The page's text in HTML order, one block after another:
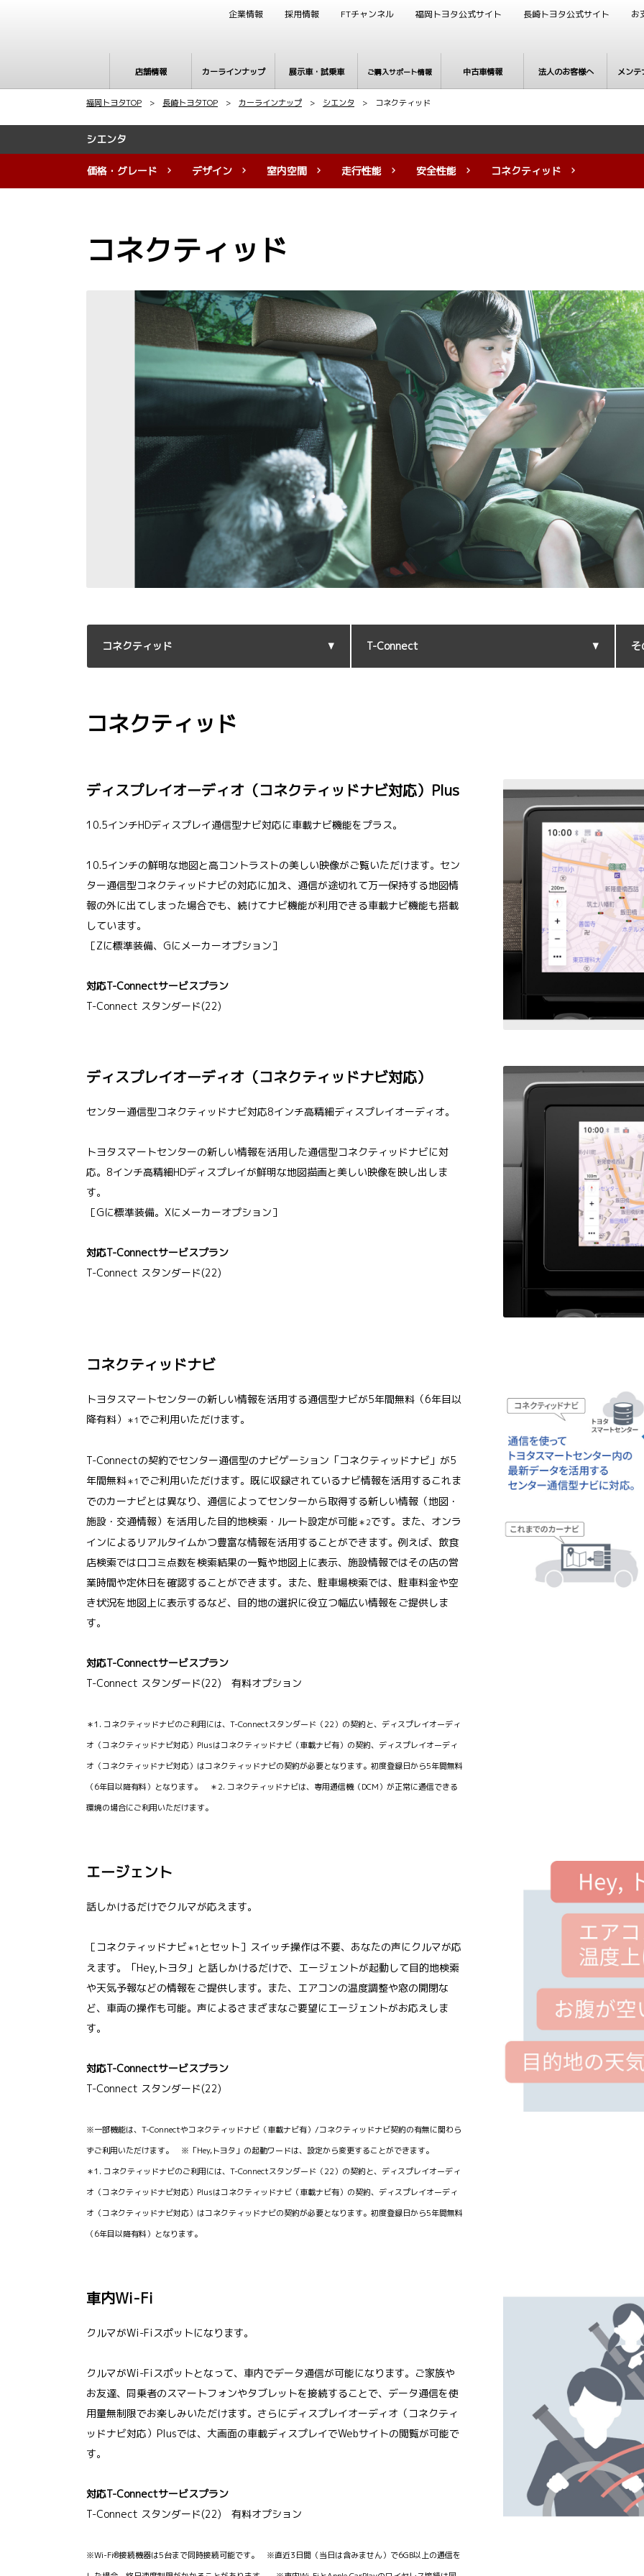
店舗情報 カーラインナップ 展示車・試乗車 ご購入サポート情報 中古車情報 法人のお客様へ メンテ
企業情報 採用情報 FTチャンネル 福岡トヨタ公式サイト 長崎トヨタ公式サイト お
福岡トヨタTOP > 長崎トヨタTOP > カーラインナップ > シエンタ > コネクティッド
シエンタ
価格・グレード デザイン 室内空間 走行性能 安全性能 コネクティッド
コネクティッド
コネクティッド T-Connect そ
コネクティッド
ディスプレイオーディオ（コネクティッドナビ対応）Plus
10.5インチHDディスプレイ通信型ナビ対応に車載ナビ機能をプラス。
10.5インチの鮮明な地図と高コントラストの美しい映像がご覧いただけます。セン
ター通信型コネクティッドナビの対応に加え、通信が途切れて万一保持する地図情
報の外に出てしまった場合でも、続けてナビ機能が利用できる車載ナビ機能も搭載
しています。
［Zに標準装備、Gにメーカーオプション］
対応T-Connectサービスプラン
T-Connect スタンダード(22)
ディスプレイオーディオ（コネクティッドナビ対応）
センター通信型コネクティッドナビ対応8インチ高精細ディスプレイオーディオ。
トヨタスマートセンターの新しい情報を活用した通信型コネクティッドナビに対
応。8インチ高精細HDディスプレイが鮮明な地図描画と美しい映像を映し出しま
す。
［Gに標準装備。Xにメーカーオプション］
対応T-Connectサービスプラン
T-Connect スタンダード(22)
コネクティッドナビ
トヨタスマートセンターの新しい情報を活用する通信型ナビが5年間無料（6年目以
降有料）
＊1 でご利用いただけます。
T-Connectの契約でセンター通信型のナビゲーション「コネクティッドナビ」が5
年間無料＊1 でご利用いただけます。既に収録されているナビ情報を活用するこれま
でのカーナビとは異なり、通信によってセンターから取得する新しい情報（地図・
施設・交通情報）を活用した目的地検索・ルート設定が可能＊2です。また、オンラ
インによるリアルタイムかつ豊富な情報を活用することができます。例えば、飲食
店検索では口コミ点数を検索結果の一覧や地図上に表示、施設情報ではその店の営
業時間や定休日を確認することができます。また、駐車場検索では、駐車料金や空
き状況を地図上に表示するなど、目的地の選択に役立つ幅広い情報をご提供しま
す。
対応T-Connectサービスプラン
T-Connect スタンダード(22) 有料オプション
＊1. コネクティッドナビのご利用には、T-Connectスタンダード（22）の契約と、ディスプレイオーディ
オ（コネクティッドナビ対応）Plusはコネクティッドナビ（車載ナビ有）の契約、ディスプレイオーディ
オ（コネクティッドナビ対応）はコネクティッドナビの契約が必要となります。初度登録日から5年間無料
（6年目以降有料）となります。 ＊2. コネクティッドナビは、専用通信機（DCM）が正常に通信できる
環境の場合にご利用いただけます。
エージェント
話しかけるだけでクルマが応えます。
［コネクティッドナビ＊1 とセット］スイッチ操作は不要、あなたの声にクルマが応
えます。「Hey,トヨタ」と話しかけるだけで、エージェントが起動して目的地検索
や天気予報などの情報をご提供します。また、エアコンの温度調整や窓の開閉な
ど、車両の操作も可能。声によるさまざまなご要望にエージェントがお応えしま
す。
対応T-Connectサービスプラン
T-Connect スタンダード(22)
※一部機能は、T-Connectやコネクティッドナビ（車載ナビ有）/コネクティッドナビ契約の有無に関わら
ずご利用いただけます。 ※「Hey,トヨタ」の起動ワードは、設定から変更することができます。
＊1. コネクティッドナビのご利用には、T-Connectスタンダード（22）の契約と、ディスプレイオーディ
オ（コネクティッドナビ対応）Plusはコネクティッドナビ（車載ナビ有）の契約、ディスプレイオーディ
オ（コネクティッドナビ対応）はコネクティッドナビの契約が必要となります。初度登録日から5年間無料
（6年目以降有料）となります。
車内Wi-Fi
クルマがWi-Fiスポットになります。
クルマがWi-Fiスポットとなって、車内でデータ通信が可能になります。ご家族や
お友達、同乗者のスマートフォンやタブレットを接続することで、データ通信を使
用量無制限でお楽しみいただけます。さらにディスプレイオーディオ（コネクティ
ッドナビ対応）Plusでは、大画面の車載ディスプレイでWebサイトの閲覧が可能で
す。
対応T-Connectサービスプラン
T-Connect スタンダード(22) 有料オプション
※Wi-Fi®接続機器は5台まで同時接続可能です。 ※直近3日間（当日は含みません）で6GB以上の通信を